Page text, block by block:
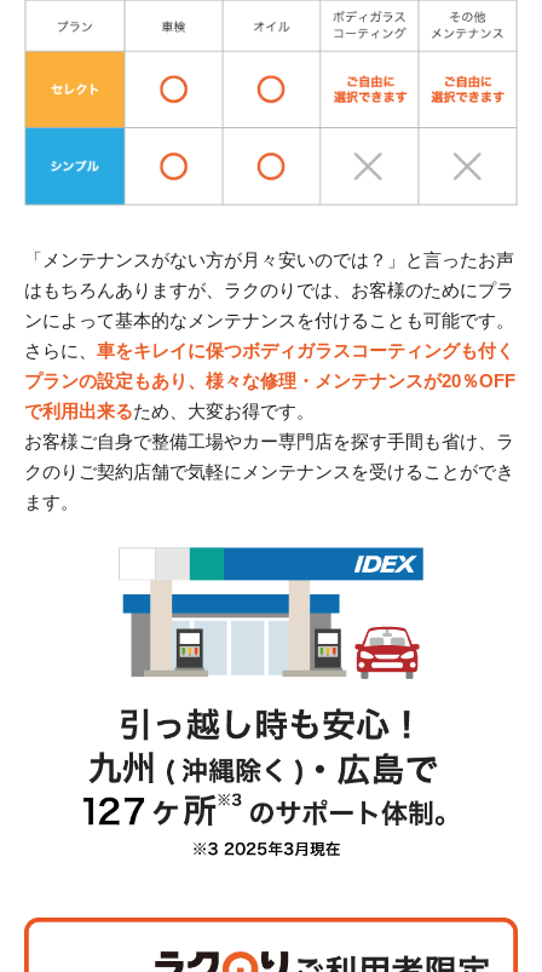
「メンテナンスがない方が月々安いのでは？」と言ったお声
はもちろんありますが、ラクのりでは、お客様のためにプラ
ンによって基本的なメンテナンスを付けることも可能です。
さらに、 車をキレイに保つボディガラスコーティングも付く
プランの設定もあり、様々な修理・メンテナンスが20％OFF
で利用出来るため、大変お得です。
お客様ご自身で整備工場やカー専門店を探す手間も省け、ラ
クのりご契約店舗で気軽にメンテナンスを受けることができ
ます。